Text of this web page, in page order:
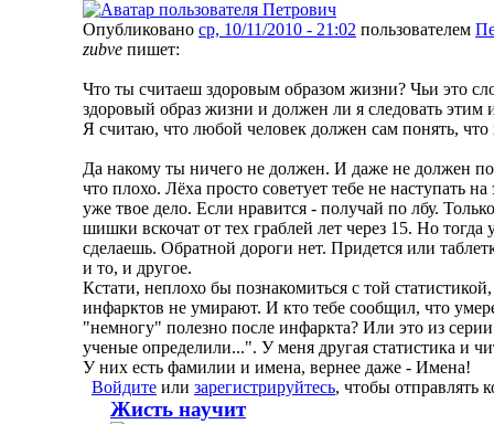
Опубликовано ср, 10/11/2010 - 21:02 пользователем
zubve пишет:
Что ты считаеш здоровым образом жизни? Чьи это
здоровый образ жизни и должен ли я следовать этим
Я считаю, что любой человек должен сам понять, что
Да накому ты ничего не должен. И даже не должен
что плохо. Лёха просто советует тебе не наступать
уже твое дело. Если нравится - получай по лбу.
шишки вскочат от тех граблей лет через 15. Но тогда
сделаешь. Обратной дороги нет. Придется или
и то, и другое.
Кстати, неплохо бы познакомиться с той
инфарктов не умирают. И кто тебе сообщил, что
"немногу" полезно после инфаркта? Или это из
ученые определили...". У меня другая статистика и
У них есть фамилии и имена, вернее даже - Имена!
Войдите или зарегистрируйтесь, чтобы отправлять
Жисть научит